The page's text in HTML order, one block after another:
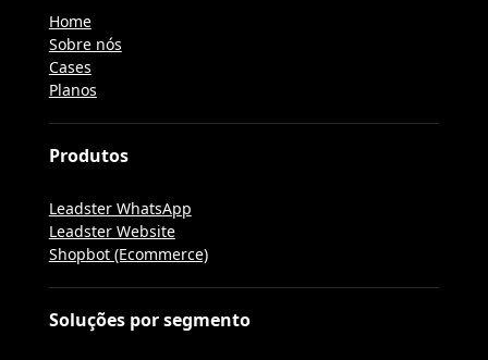
Home
Sobre nós
Cases
Planos
Produtos
Leadster WhatsApp
Leadster Website
Shopbot (Ecommerce)
Soluções por segmento